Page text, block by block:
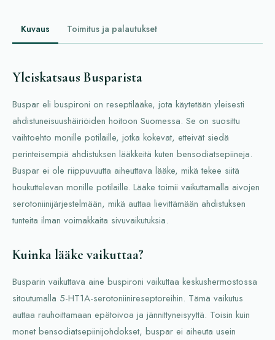
Kuvaus Toimitus ja palautukset
Yleiskatsaus Busparista
Buspar eli buspironi on reseptilääke, jota käytetään yleisesti
ahdistuneisuushäiriöiden hoitoon Suomessa. Se on suosittu
vaihtoehto monille potilaille, jotka kokevat, etteivät siedä
perinteisempiä ahdistuksen lääkkeitä kuten bensodiatsepiineja.
Buspar ei ole riippuvuutta aiheuttava lääke, mikä tekee siitä
houkuttelevan monille potilaille. Lääke toimii vaikuttamalla aivojen
serotoniinijärjestelmään, mikä auttaa lievittämään ahdistuksen
tunteita ilman voimakkaita sivuvaikutuksia.
Kuinka lääke vaikuttaa?
Busparin vaikuttava aine buspironi vaikuttaa keskushermostossa
sitoutumalla 5-HT1A-serotoniinireseptoreihin. Tämä vaikutus
auttaa rauhoittamaan epätoivoa ja jännittyneisyyttä. Toisin kuin
monet bensodiatsepiinijohdokset, buspar ei aiheuta usein